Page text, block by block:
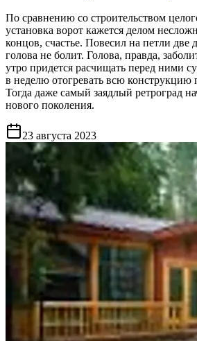
По сравнению со строительством
установка ворот кажется делом
концов, счастье. Повесил на петли две
голова не болит. Голова, правда,
утро придется расчищать перед ними
в неделю отогревать всю конструкцию
Тогда даже самый заядлый ретроград
нового поколения.
23 августа 2023